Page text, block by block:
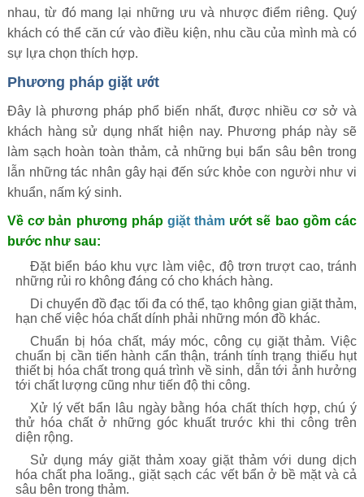
nhau, từ đó mang lại những ưu và nhược điểm riêng. Quý
khách có thể căn cứ vào điều kiện, nhu cầu của mình mà có
sự lựa chọn thích hợp.
Phương pháp giặt ướt
Đây là phương pháp phổ biến nhất, được nhiều cơ sở và
khách hàng sử dụng nhất hiện nay. Phương pháp này sẽ
làm sạch hoàn toàn thảm, cả những bụi bẩn sâu bên trong
lẫn những tác nhân gây hại đến sức khỏe con người như vi
khuẩn, nấm ký sinh.
Về cơ bản phương pháp giặt thảm ướt sẽ bao gồm các
bước như sau:
Đặt biển báo khu vực làm việc, độ trơn trượt cao, tránh
những rủi ro không đáng có cho khách hàng.
Di chuyển đồ đạc tối đa có thể, tạo không gian giặt thảm,
hạn chế việc hóa chất dính phải những món đồ khác.
Chuẩn bị hóa chất, máy móc, công cụ giặt thảm. Việc
chuẩn bị cần tiến hành cẩn thận, tránh tính trạng thiếu hụt
thiết bị hóa chất trong quá trình về sinh, dẫn tới ảnh hưởng
tới chất lượng cũng như tiến độ thi công.
Xử lý vết bẩn lâu ngày bằng hóa chất thích hợp, chú ý
thử hóa chất ở những góc khuất trước khi thi công trên
diện rộng.
Sử dụng máy giặt thảm xoay giặt thảm với dung dịch
hóa chất pha loãng., giặt sạch các vết bẩn ở bề mặt và cả
sâu bên trong thảm.